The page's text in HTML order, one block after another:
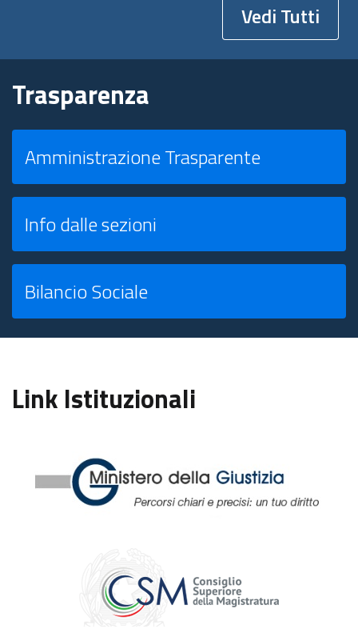
Vedi Tutti
Trasparenza
Amministrazione Trasparente
Info dalle sezioni
Bilancio Sociale
Link Istituzionali